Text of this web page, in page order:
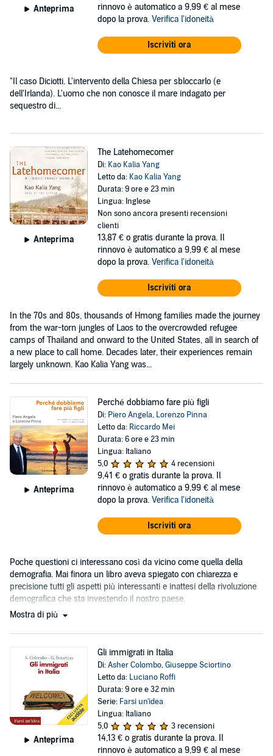
Anteprima
rinnovo è automatico a 9,99 € al mese
dopo la prova. Verifica l'idoneità
Iscriviti ora
"Il caso Diciotti. L'intervento della Chiesa per sbloccarlo (e
dell'Irlanda). L'uomo che non conosce il mare indagato per
sequestro di...
Anteprima
The Latehomecomer
Di: Kao Kalia Yang
Letto da: Kao Kalia Yang
Durata: 9 ore e 23 min
Lingua: Inglese
Non sono ancora presenti recensioni
clienti
13,87 € o gratis durante la prova. Il
rinnovo è automatico a 9,99 € al mese
dopo la prova. Verifica l'idoneità
Iscriviti ora
In the 70s and 80s, thousands of Hmong families made the journey
from the war-torn jungles of Laos to the overcrowded refugee
camps of Thailand and onward to the United States, all in search of
a new place to call home. Decades later, their experiences remain
largely unknown. Kao Kalia Yang was...
Anteprima
Perché dobbiamo fare più figli
Di: Piero Angela, Lorenzo Pinna
Letto da: Riccardo Mei
Durata: 6 ore e 23 min
Lingua: Italiano
5,0
4 recensioni
9,41 € o gratis durante la prova. Il
rinnovo è automatico a 9,99 € al mese
dopo la prova. Verifica l'idoneità
Iscriviti ora
Poche questioni ci interessano così da vicino come quella della
demografia. Mai finora un libro aveva spiegato con chiarezza e
precisione tutti gli aspetti più interessanti e inattesi della rivoluzione
demografica che sta investendo il nostro paese.
Mostra di più
Anteprima
Gli immigrati in Italia
Di:Asher Colombo,Giuseppe Sciortino
Letto da: Luciano Roffi
Durata: 9 ore e 32 min
Serie: Farsi un'idea
Lingua: Italiano
5,0
3 recensioni
14,13 € o gratis durante la prova. Il
rinnovo è automatico a 9,99 € al mese